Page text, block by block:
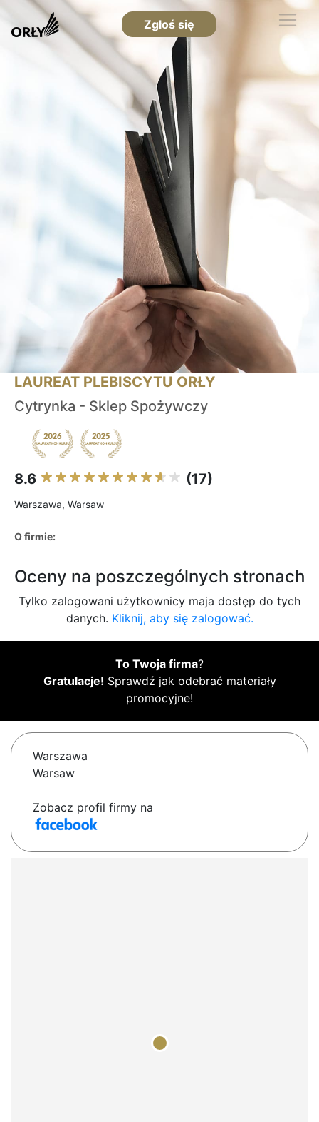
Zgłoś się
LAUREAT PLEBISCYTU ORŁY
Cytrynka - Sklep Spożywczy
8.6 (17)
Warszawa, Warsaw
O firmie:
Oceny na poszczególnych stronach
Tylko zalogowani użytkownicy maja dostęp do tych
danych. Kliknij, aby się zalogować.
To Twoja firma?
Gratulacje! Sprawdź jak odebrać materiały
promocyjne!
Warszawa
Warsaw
Zobacz profil firmy na